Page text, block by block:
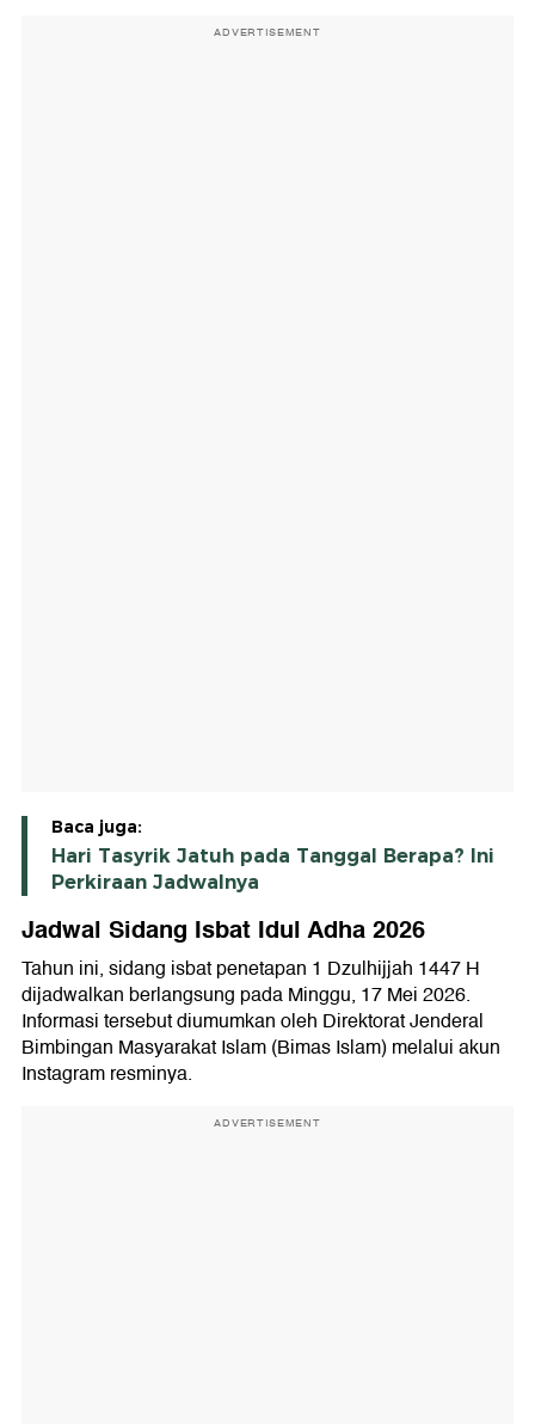
ADVERTISEMENT
Baca juga:
Hari Tasyrik Jatuh pada Tanggal Berapa? Ini
Perkiraan Jadwalnya
Jadwal Sidang Isbat Idul Adha 2026
Tahun ini, sidang isbat penetapan 1 Dzulhijjah 1447 H
dijadwalkan berlangsung pada Minggu, 17 Mei 2026.
Informasi tersebut diumumkan oleh Direktorat Jenderal
Bimbingan Masyarakat Islam (Bimas Islam) melalui akun
Instagram resminya.
ADVERTISEMENT